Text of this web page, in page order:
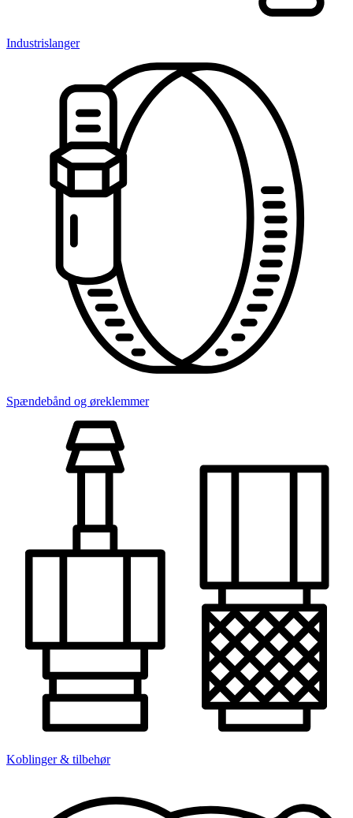
Industrislanger
Spændebånd og øreklemmer
Koblinger & tilbehør